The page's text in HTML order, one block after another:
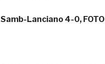
Samb-Lanciano 4-0, FOTO